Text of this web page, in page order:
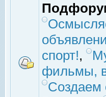
спорт!,
фильмы,
Создаем